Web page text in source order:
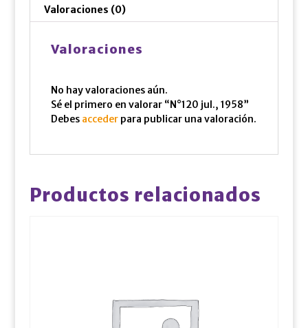
Valoraciones (0)
Valoraciones
No hay valoraciones aún.
Sé el primero en valorar “N°120 jul., 1958”
Debes accederpara publicar una valoración.
Productos relacionados